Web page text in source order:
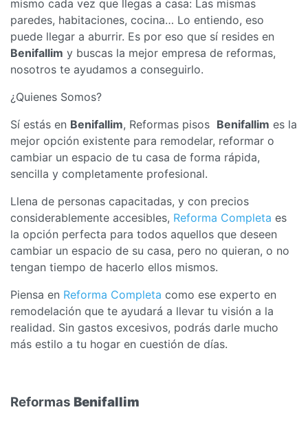
mismo cada vez que llegas a casa: Las mismas
paredes, habitaciones, cocina… Lo entiendo, eso
puede llegar a aburrir. Es por eso que sí resides en
Benifallim y buscas la mejor empresa de reformas,
nosotros te ayudamos a conseguirlo.
¿Quienes Somos?
Sí estás en Benifallim, Reformas pisos Benifallim es la
mejor opción existente para remodelar, reformar o
cambiar un espacio de tu casa de forma rápida,
sencilla y completamente profesional.
Llena de personas capacitadas, y con precios
considerablemente accesibles, Reforma Completa es
la opción perfecta para todos aquellos que deseen
cambiar un espacio de su casa, pero no quieran, o no
tengan tiempo de hacerlo ellos mismos.
Piensa en Reforma Completa como ese experto en
remodelación que te ayudará a llevar tu visión a la
realidad. Sin gastos excesivos, podrás darle mucho
más estilo a tu hogar en cuestión de días.
Reformas Benifallim